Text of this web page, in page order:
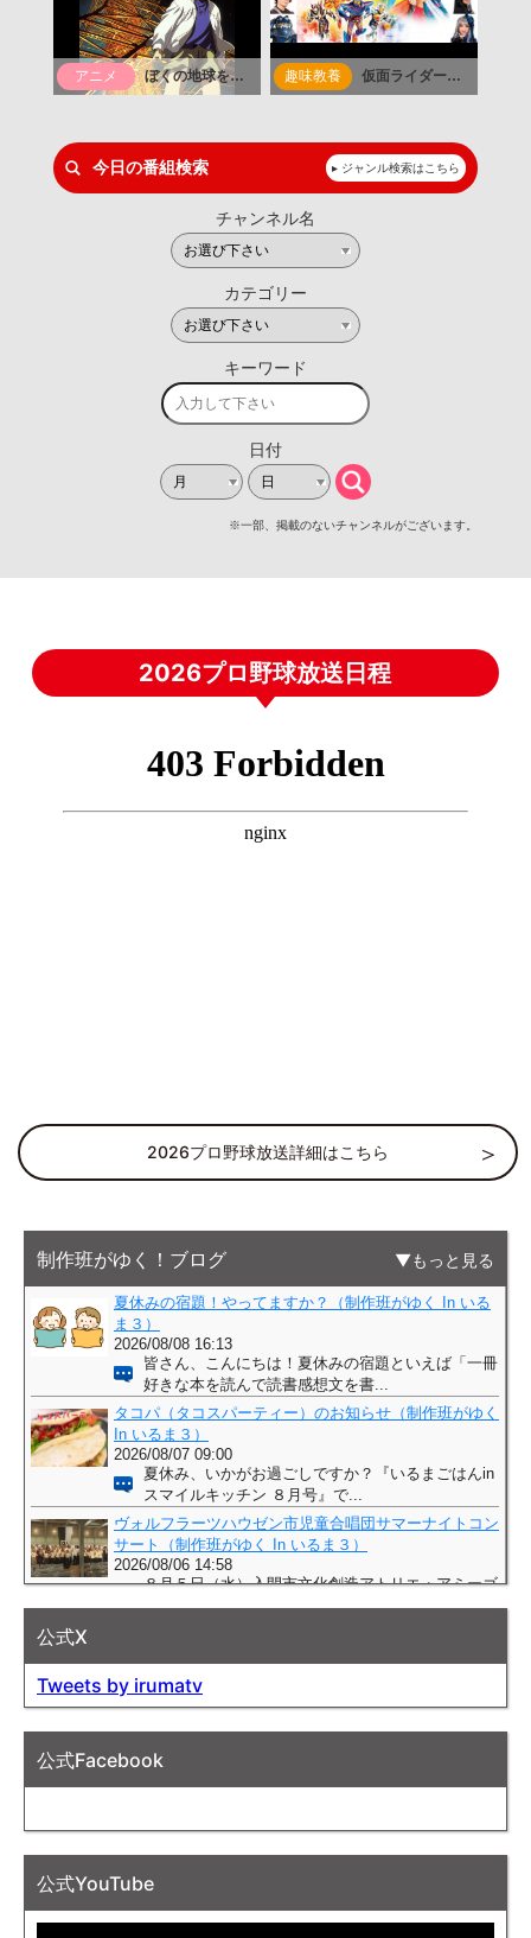
2026プロ野球放送日程
2026プロ野球放送詳細はこちら
制作班がゆく！ブログ もっと見る
公式X
Tweets by irumatv
公式Facebook
公式YouTube